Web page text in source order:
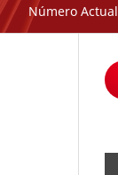
Número Actual